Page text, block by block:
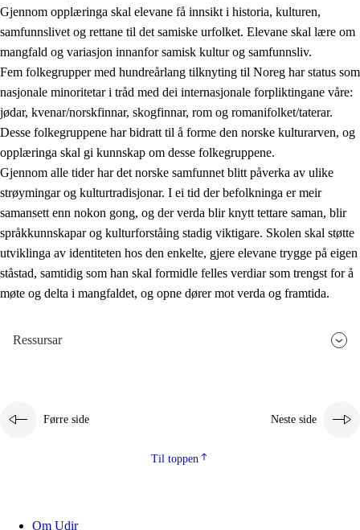
Gjennom opplæringa skal elevane få innsikt i historia, kulturen,
samfunnslivet og rettane til det samiske urfolket. Elevane skal lære om
mangfald og variasjon innanfor samisk kultur og samfunnsliv.
Fem folkegrupper med hundreårlang tilknyting til Noreg har status som
nasjonale minoritetar i tråd med dei internasjonale forpliktingane våre:
jødar, kvenar/norskfinnar, skogfinnar, rom og romanifolket/taterar.
Desse folkegruppene har bidratt til å forme den norske kulturarven, og
opplæringa skal gi kunnskap om desse folkegruppene.
Gjennom alle tider har det norske samfunnet blitt påverka av ulike
strøymingar og kulturtradisjonar. I ei tid der befolkninga er meir
samansett enn nokon gong, og der verda blir knytt tettare saman, blir
språkkunnskapar og kulturforståing stadig viktigare. Skolen skal støtte
utviklinga av identiteten hos den enkelte, gjere elevane trygge på eigen
ståstad, samtidig som han skal formidle felles verdiar som trengst for å
møte og delta i mangfaldet, og opne dører mot verda og framtida.
Ressursar
Førre side Neste side
Til toppen
Om Udir